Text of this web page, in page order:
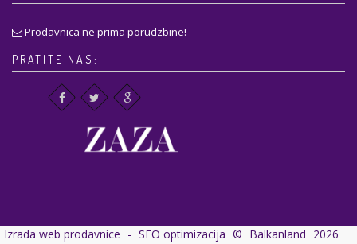
Prodavnica ne prima porudzbine!
PRATITE NAS:
Izrada web prodavnice - SEO optimizacija © Balkanland 2026